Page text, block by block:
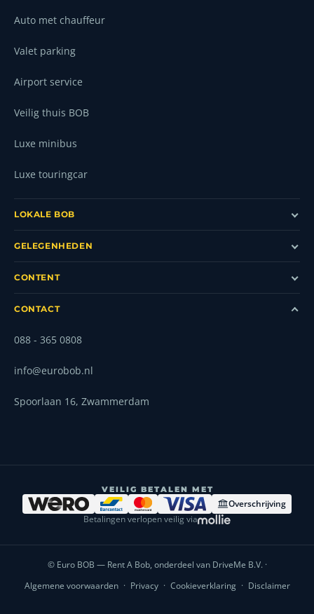
Auto met chauffeur
Valet parking
Airport service
Veilig thuis BOB
Luxe minibus
Luxe touringcar
LOKALE BOB
GELEGENHEDEN
CONTENT
CONTACT
088 - 365 0808
info@eurobob.nl
Spoorlaan 16, Zwammerdam
VEILIG BETALEN MET
Overschrijving
Betalingen verlopen veilig via
© Euro BOB — Rent A Bob, onderdeel van DriveMe B.V. ·
Algemene voorwaarden · Privacy · Cookieverklaring · Disclaimer